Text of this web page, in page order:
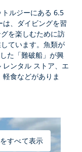
ルジーにある 6.5
、ダイビングを習
を楽しむために訪
ています。魚類が
た「難破船」が興
ンタル ストア、エ
食などがありま
すべて表示